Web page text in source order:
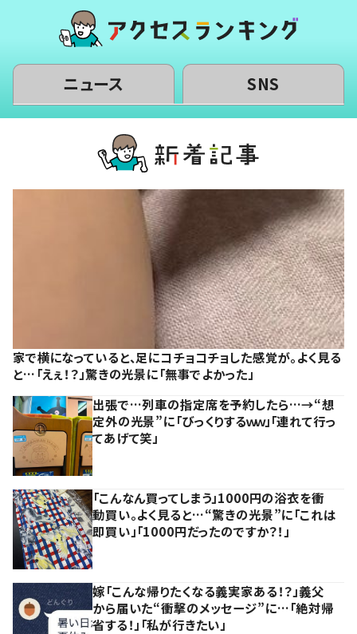
ニュース SNS
家で横になっていると、足にコチョコチョした感覚が。よく見る
と…「えぇ！？」驚きの光景に「無事でよかった」
出張で…列車の指定席を予約したら…→“想
定外の光景”に「びっくりするｗｗ」「連れて行っ
てあげて笑」
「こんなん買ってしまう」1000円の浴衣を衝
動買い。よく見ると…“驚きの光景”に「これは
即買い」「1000円だったのですか？！」
嫁「こんな帰りたくなる義実家ある！？」義父
から届いた“衝撃のメッセージ”に…「絶対帰
省する！」「私が行きたい」